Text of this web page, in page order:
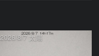
2026/8/7 太陽